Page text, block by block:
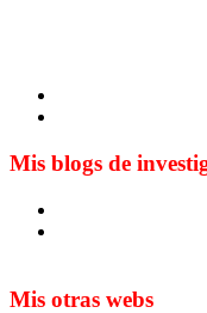
Mis blogs de
Mis otras webs